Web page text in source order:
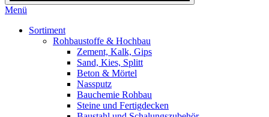
Menü
Sortiment
Rohbaustoffe & Hochbau
Zement, Kalk, Gips
Sand, Kies, Splitt
Beton & Mörtel
Nassputz
Bauchemie Rohbau
Steine und Fertigdecken